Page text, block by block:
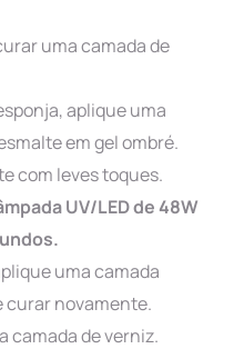
uma camada de
aplique uma
em gel ombré.
com leves toques.
UV/LED de 48W
uma camada
curar novamente.
camada de verniz.